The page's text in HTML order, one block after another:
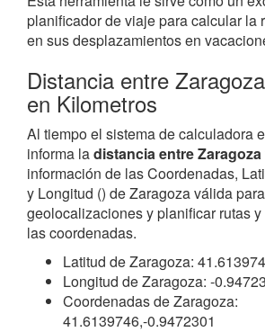
planificador de viaje para calcular la
en sus desplazamientos en
Distancia entre
en Kilometros
Al tiempo el sistema de calculadora
informa ladistancia entre
información de las Coordenadas,
y Longitud () de Zaragoza válida
geolocalizaciones y planificar rutas
las coordenadas.
Latitud de Zaragoza:
Longitud de Zaragoza: -
Coordenadas de Zaragoza:
41.6139746,-0.9472301